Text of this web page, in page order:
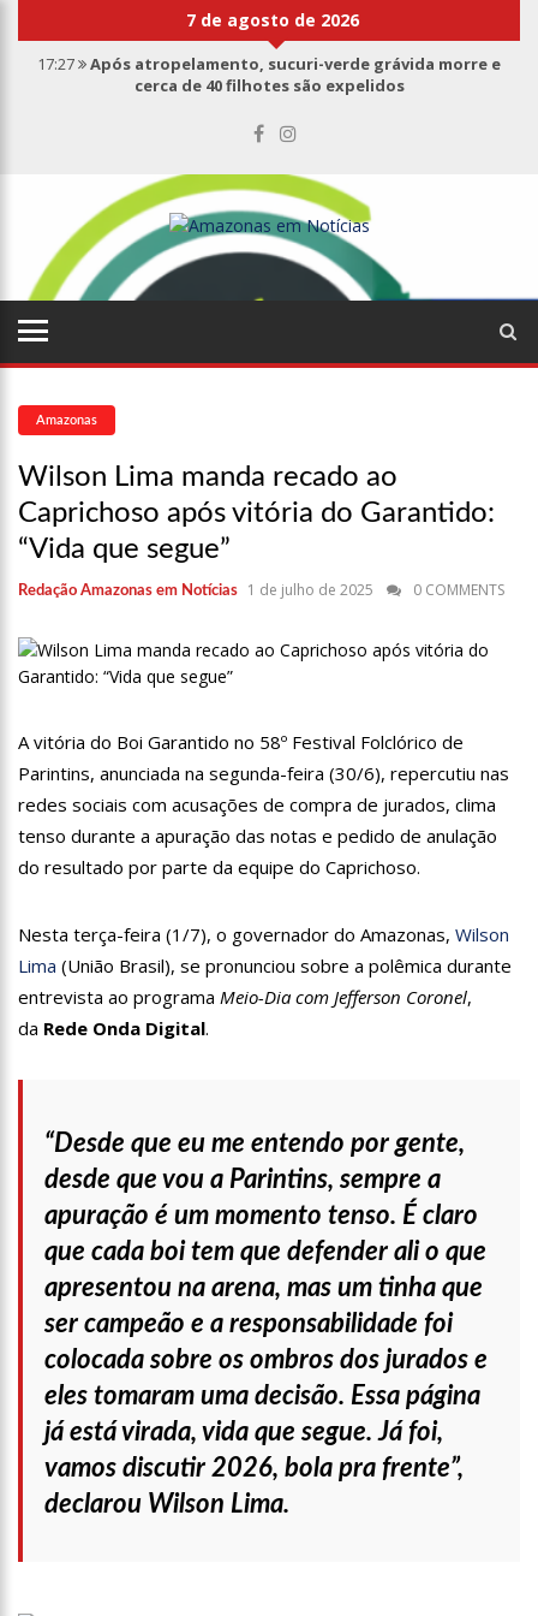
7 de agosto de 2026
17:27
Após atropelamento, sucuri-verde grávida morre e
cerca de 40 filhotes são expelidos
suspeita de botulismo
Saiba quem é Mazinho da Ecobarreira, candidato a vereador
de Manaus (vídeo)
Consumidores denunciam falta de preços em produtos e até
mau cheiro em freezer de supermercado na Cidade Nova
08:00
Justiça proíbe ex-prefeito de chegar perto de prefeita de
Nhamundá, no AM
15:01
Carro envolvido em acidente fatal pertencia a Wanderley
equipamentos aos profissionais da Segurança Pública
07:21 Grave explosão em clube de tiro deixa quatro vítimas fatais
em Manaus
18:42
Preço médio da gasolina registra queda e vai a R$ 5,04 no
país, diz ANP
17:36
Prefeitura de Manaus recupera praça da Saudade e
10:55
Proposta de decreto para golpe dá munição à ofensiva
10:07 SSP-AM vistoria construção do Canil do Corpo de Bombeiros
do Amazonas
traição; veja vídeo
09:06 David Almeida desce de carro na Boulevard e reafirma apoio
para Hissa Abrahão: ‘meu deputado federal’
A Vitória Do Empreendedorismo
09:04 BOMBA! Pastor é coagido por sistema político da Ieadam para
15:00 Com a família, Israel Carvalho participa de ato pró-Brasil
neste 07 de setembro
23:48
Hissa Abrahão é recebido por multidão na zona Leste de
Manaus
23:40 Hissa Abrahão critica decisão de Barroso sobre piso salarial
12:51 Hissa Abrahão dispara e deve ser o primeiro no Avante à
Câmara Federal
Hissa Abrahão fala em oportunidades para feirantes no
Eldorado
22:45 Hissa Abrahão tem candidatura deferida pela Justiça Eleitoral
20:33 Hissa Abrahão pede aos eleitores que compareçam às urnas
10:39 Tecnologia 5G: Sinal em Manaus será ativado até novembro
deste ano
10:32
Vacinação contra Covid-19 acontece em 12 postos neste
sábado em Manaus
18:03 Bolsistas do Prouni começam a receber hoje auxílio de R$
Amazonas
Wilson Lima manda recado ao
Caprichoso após vitória do Garantido:
“Vida que segue”
Redação Amazonas em Notícias 1 de julho de 2025 0 COMMENTS
A vitória do Boi Garantido no 58º Festival Folclórico de
Parintins, anunciada na segunda-feira (30/6), repercutiu nas
redes sociais com acusações de compra de jurados, clima
tenso durante a apuração das notas e pedido de anulação
do resultado por parte da equipe do Caprichoso.
Nesta terça-feira (1/7), o governador do Amazonas, Wilson
Lima (União Brasil), se pronunciou sobre a polêmica durante
entrevista ao programa Meio-Dia com Jefferson Coronel,
da Rede Onda Digital.
“Desde que eu me entendo por gente,
desde que vou a Parintins, sempre a
apuração é um momento tenso. É claro
que cada boi tem que defender ali o que
apresentou na arena, mas um tinha que
ser campeão e a responsabilidade foi
colocada sobre os ombros dos jurados e
eles tomaram uma decisão. Essa página
já está virada, vida que segue. Já foi,
vamos discutir 2026, bola pra frente”,
declarou Wilson Lima.